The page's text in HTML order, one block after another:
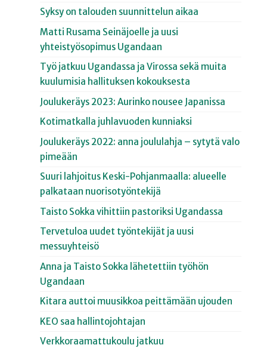
Syksy on talouden suunnittelun aikaa
Matti Rusama Seinäjoelle ja uusi
yhteistyösopimus Ugandaan
Työ jatkuu Ugandassa ja Virossa sekä muita
kuulumisia hallituksen kokouksesta
Joulukeräys 2023: Aurinko nousee Japanissa
Kotimatkalla juhlavuoden kunniaksi
Joulukeräys 2022: anna joululahja – sytytä valo
pimeään
Suuri lahjoitus Keski-Pohjanmaalla: alueelle
palkataan nuorisotyöntekijä
Taisto Sokka vihittiin pastoriksi Ugandassa
Tervetuloa uudet työntekijät ja uusi
messuyhteisö
Anna ja Taisto Sokka lähetettiin työhön
Ugandaan
Kitara auttoi muusikkoa peittämään ujouden
KEO saa hallintojohtajan
Verkkoraamattukoulu jatkuu